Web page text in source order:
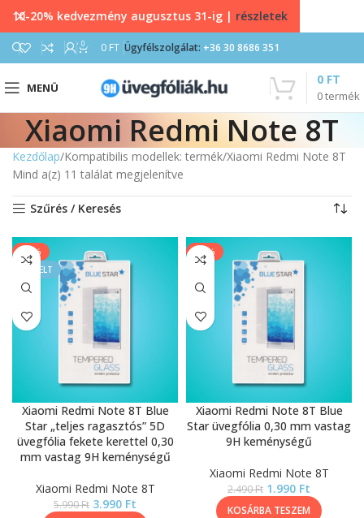
0 0 FT Ügyfélszolgálat: +36 30 8686 351
MENÜ
0termék
0 FT
Xiaomi Redmi Note 8T
Kezdőlap Kompatibilis modellek: termék Xiaomi Redmi Note 8T
Mind a(z) 11 találat megjelenítve
Szűrés / Keresés
-33%
KIEMELT
Xiaomi Redmi Note 8T Blue
Star „teljes ragasztós” 5D
üvegfólia fekete kerettel 0,30
mm vastag 9H keménységű
Xiaomi Redmi Note 8T
5.990Ft 3.990 Ft
-20%
Xiaomi Redmi Note 8T Blue
Star üvegfólia 0,30 mm vastag
9H keménységű
Xiaomi Redmi Note 8T
2.490Ft 1.990 Ft
KOSÁRBA TESZEM
10-20% kedvezmény augusztus 31-ig | részletek